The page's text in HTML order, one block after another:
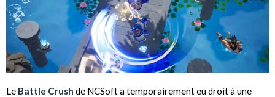
Le Battle Crush de NCSoft a temporairement eu droit à une